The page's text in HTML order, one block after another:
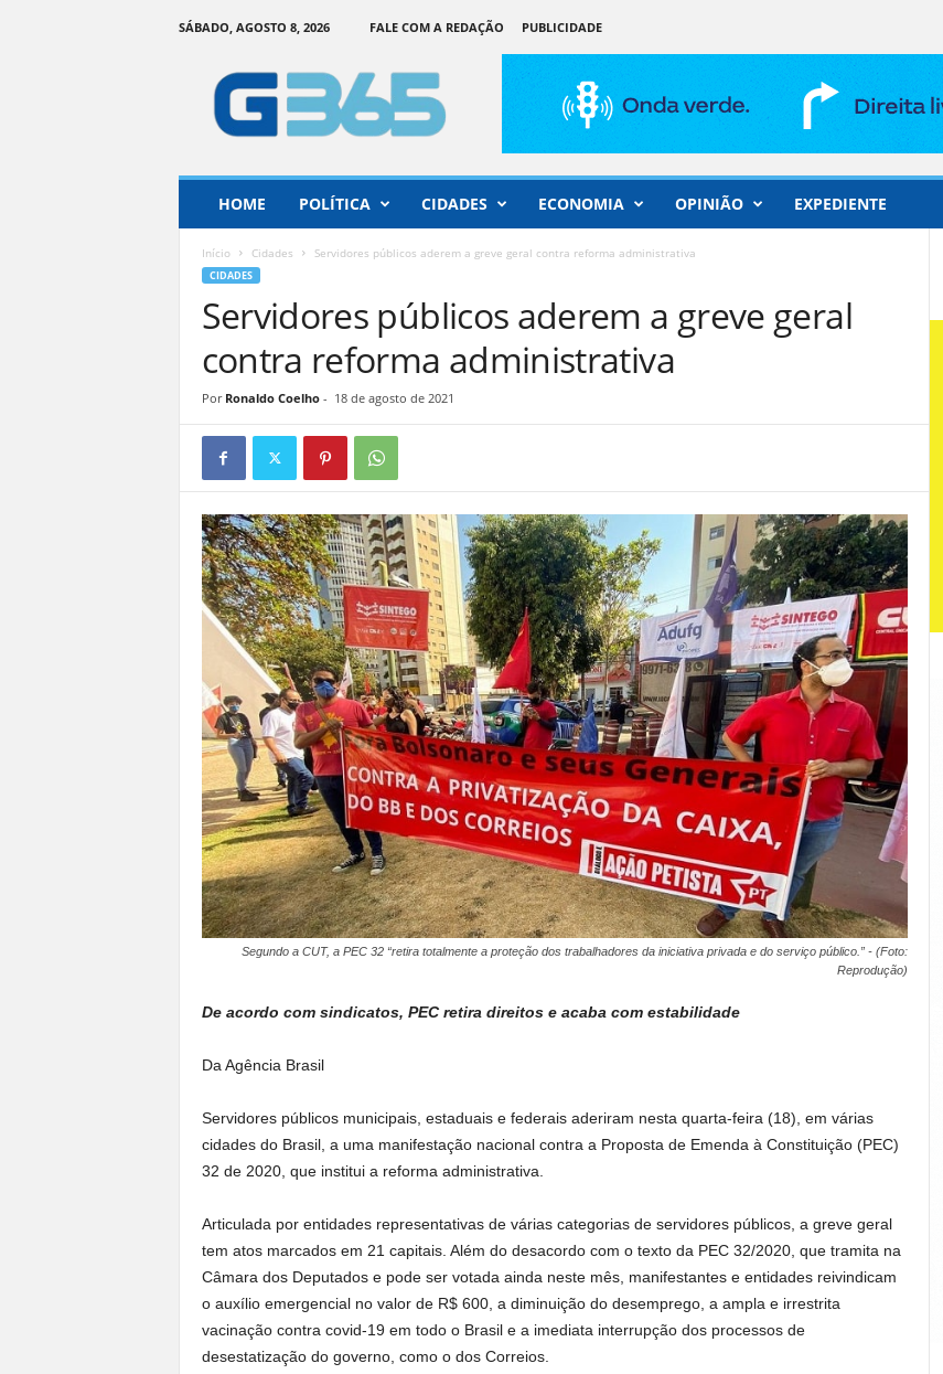
SÁBADO, AGOSTO 8, 2026 FALE COM A REDAÇÃO
PUBLICIDADE
ç
o
HOME POLÍTICA CIDADES ECONOMIA OPINIÃO EXPEDIENTE
Início Cidades Servidores públicos aderem a greve geral contra reforma administrativa
CIDADES
Servidores públicos aderem a greve geral
contra reforma administrativa
Por Ronaldo Coelho- 18 de agosto de 2021
Segundo a CUT, a PEC 32 “retira totalmente a proteção dos trabalhadores da iniciativa privada e do serviço público.” - (Foto:
Reprodução)
De acordo com sindicatos, PEC retira direitos e acaba com estabilidade
Da Agência Brasil
Servidores públicos municipais, estaduais e federais aderiram nesta quarta-feira (18), em várias
cidades do Brasil, a uma manifestação nacional contra a Proposta de Emenda à Constituição (PEC)
32 de 2020, que institui a reforma administrativa.
Articulada por entidades representativas de várias categorias de servidores públicos, a greve geral
tem atos marcados em 21 capitais. Além do desacordo com o texto da PEC 32/2020, que tramita na
Câmara dos Deputados e pode ser votada ainda neste mês, manifestantes e entidades reivindicam
o auxílio emergencial no valor de R$ 600, a diminuição do desemprego, a ampla e irrestrita
vacinação contra covid-19 em todo o Brasil e a imediata interrupção dos processos de
desestatização do governo, como o dos Correios.